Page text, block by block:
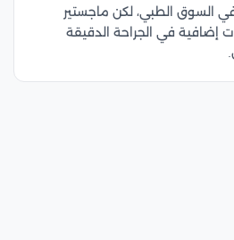
السوق الطبي، لكن ماجستير
إضافية في الجراحة الدقيقة